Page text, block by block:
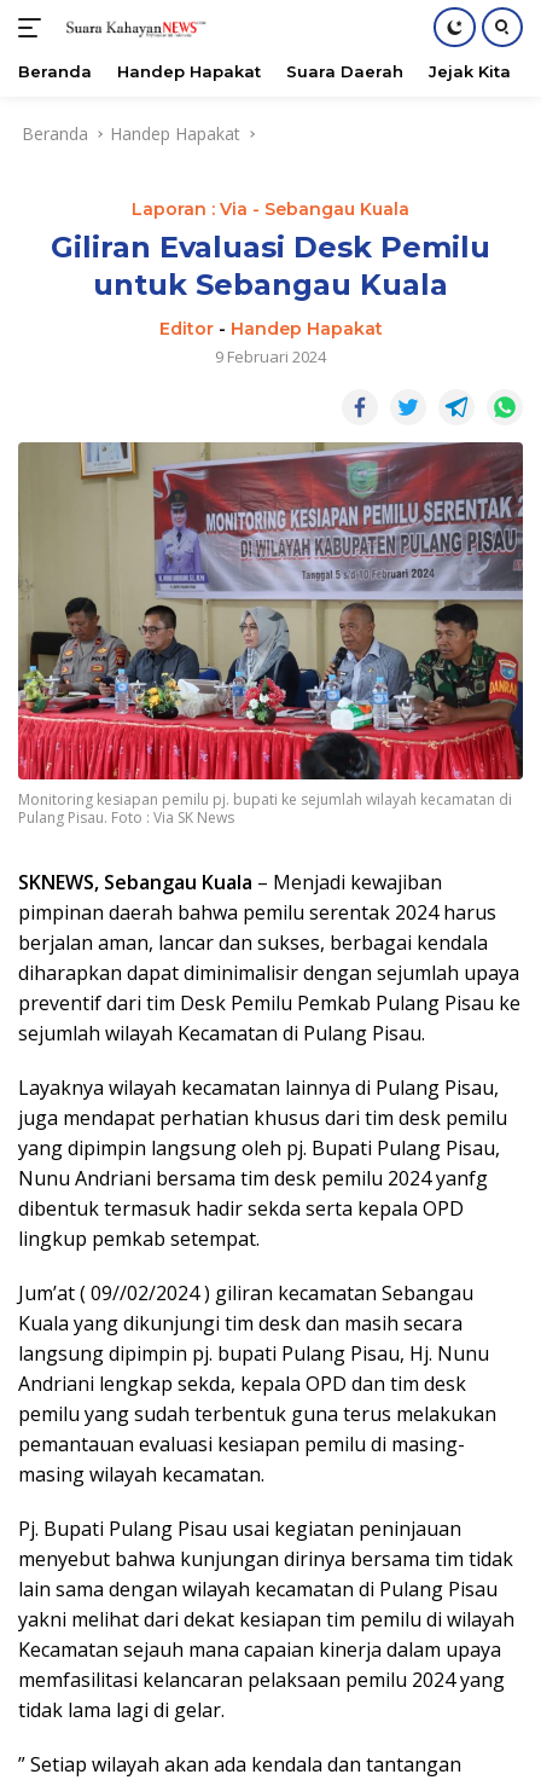
Beranda Handep Hapakat Suara Daerah Jejak Kita
Beranda Handep Hapakat
Laporan : Via - Sebangau Kuala
Giliran Evaluasi Desk Pemilu
untuk Sebangau Kuala
Editor- Handep Hapakat
9 Februari 2024
Monitoring kesiapan pemilu pj. bupati ke sejumlah wilayah kecamatan di
Pulang Pisau. Foto : Via SK News
SKNEWS, Sebangau Kuala – Menjadi kewajiban
pimpinan daerah bahwa pemilu serentak 2024 harus
berjalan aman, lancar dan sukses, berbagai kendala
diharapkan dapat diminimalisir dengan sejumlah upaya
preventif dari tim Desk Pemilu Pemkab Pulang Pisau ke
sejumlah wilayah Kecamatan di Pulang Pisau.
Layaknya wilayah kecamatan lainnya di Pulang Pisau,
juga mendapat perhatian khusus dari tim desk pemilu
yang dipimpin langsung oleh pj. Bupati Pulang Pisau,
Nunu Andriani bersama tim desk pemilu 2024 yanfg
dibentuk termasuk hadir sekda serta kepala OPD
lingkup pemkab setempat.
Jum’at ( 09//02/2024 ) giliran kecamatan Sebangau
Kuala yang dikunjungi tim desk dan masih secara
langsung dipimpin pj. bupati Pulang Pisau, Hj. Nunu
Andriani lengkap sekda, kepala OPD dan tim desk
pemilu yang sudah terbentuk guna terus melakukan
pemantauan evaluasi kesiapan pemilu di masing-
masing wilayah kecamatan.
Pj. Bupati Pulang Pisau usai kegiatan peninjauan
menyebut bahwa kunjungan dirinya bersama tim tidak
lain sama dengan wilayah kecamatan di Pulang Pisau
yakni melihat dari dekat kesiapan tim pemilu di wilayah
Kecamatan sejauh mana capaian kinerja dalam upaya
memfasilitasi kelancaran pelaksaan pemilu 2024 yang
tidak lama lagi di gelar.
” Setiap wilayah akan ada kendala dan tantangan